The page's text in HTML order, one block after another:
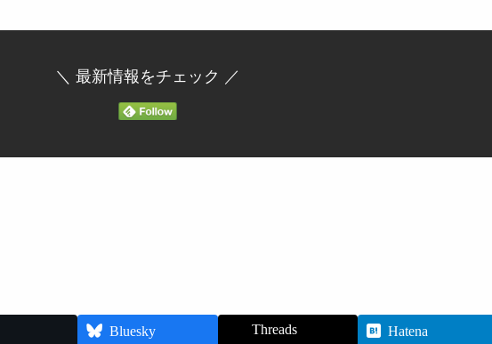
＼ 最新情報をチェック ／
Bluesky Threads
Hatena